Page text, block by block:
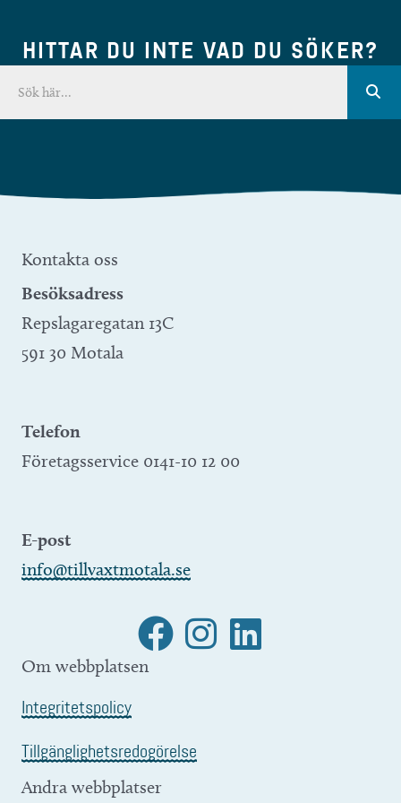
HITTAR DU INTE VAD DU SÖKER?
Kontakta oss
Besöksadress
Repslagaregatan 13C
591 30 Motala
Telefon
Företagsservice 0141-10 12 00
E-post
info@tillvaxtmotala.se
Om webbplatsen
Integritetspolicy
Tillgänglighetsredogörelse
Andra webbplatser